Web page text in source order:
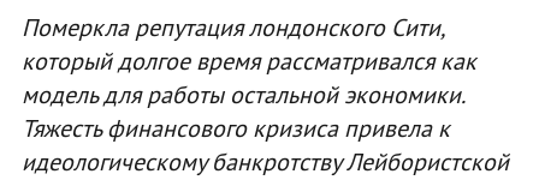
Померкла репутация лондонского Сити,
который долгое время рассматривался как
модель для работы остальной экономики.
Тяжесть финансового кризиса привела к
идеологическому банкротству Лейбористской